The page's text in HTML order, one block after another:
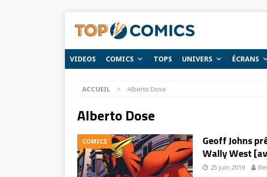
VIDEOS COMICS TOPS UNIVERS ÉCRANS
ACCUEIL Alberto Dose
Alberto Dose
COMICS
Geoff Johns
Wally West
25 juin 2019